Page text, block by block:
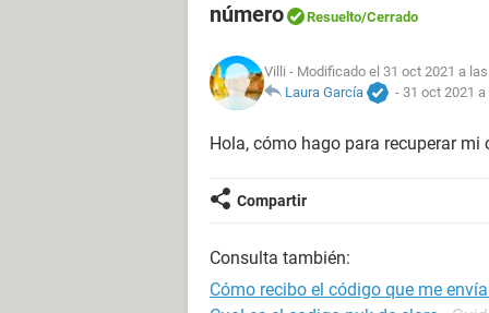
número
Resuelto/Cerrado
Villi - Modificado el 31 oct 2021 a
Laura García
- 31 oct 2021
Hola, cómo hago para recuperar mi
Compartir
Consulta también:
Cómo recibo el código que me